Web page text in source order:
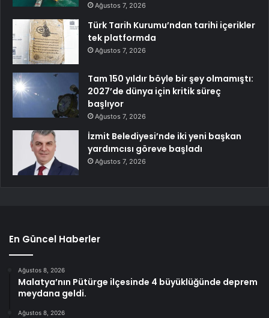
Ağustos 7, 2026
Türk Tarih Kurumu’ndan tarihi içerikler
tek platformda
Ağustos 7, 2026
Tam 150 yıldır böyle bir şey olmamıştı:
2027’de dünya için kritik süreç
başlıyor
Ağustos 7, 2026
İzmit Belediyesi’nde iki yeni başkan
yardımcısı göreve başladı
Ağustos 7, 2026
En Güncel Haberler
Ağustos 8, 2026
Malatya’nın Pütürge ilçesinde 4 büyüklüğünde deprem
meydana geldi.
Ağustos 8, 2026